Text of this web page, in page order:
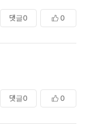
댓글0 0
댓글0 0